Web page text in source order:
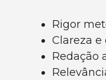
Rigor
Clareza e
Redação